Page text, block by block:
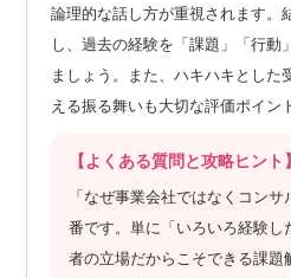
論理的な話し方が重視されます。
し、過去の経験を「課題」「行動
ましょう。また、ハキハキとした
える振る舞いも大切な評価ポイン
【よくある質問と攻略ヒント】
「なぜ事業会社ではなくコン
番です。単に「いろいろ経験し
者の立場だからこそできる課題